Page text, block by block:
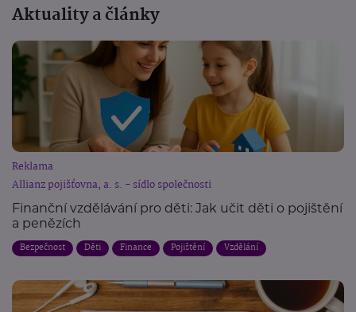
Aktuality a články
Reklama
Allianz pojišťovna, a. s. - sídlo společnosti
Finanční vzdělávání pro děti: Jak učit děti o pojištění
a penězích
Bezpečnost Děti Finance Pojištění Vzdělání